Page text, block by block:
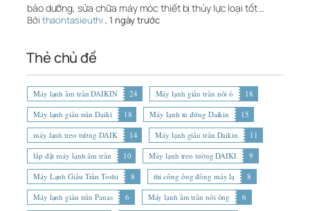
bảo dưỡng, sửa chữa máy móc thiết bị thủy lực loại tốt …
Bởi thaontasieuthi , 1 ngày trước
Thẻ chủ đề
Máy lạnh âm trần DAIKIN 24 Máy lạnh giấu trần nối ố
18
Máy lạnh giấu trần Daiki
18 Máy lạnh tủ đứng Daikin
15
máy lạnh treo tường DAIK
14 Máy lạnh giấu trần Daikin
11
lắp đặt máy lạnh âm trần
10 Máy lạnh treo tường DAIKI
9
Máy Lạnh Giấu Trần Toshi
8 thi công ống đồng máy lạ
8
Máy lạnh giấu trần Panas
6 Máy lạnh âm trần nối ống
6